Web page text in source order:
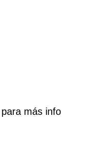
más info